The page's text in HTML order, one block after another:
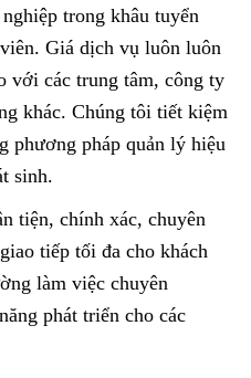
trong khâu tuyển
Giá dịch vụ luôn luôn
với các trung tâm, công ty
khác. Chúng tôi tiết kiệm
phương pháp quản lý hiệu
sinh.
tiện, chính xác, chuyên
tiếp tối đa cho khách
làm việc chuyên
phát triển cho các